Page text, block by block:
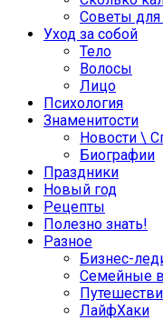
Советы для
Уход за собой
Тело
Волосы
Лицо
Психология
Знаменитости
Новости \
Биографии
Праздники
Новый год
Рецепты
Полезно знать!
Разное
Бизнес-
Семейные
ЛайфХаки